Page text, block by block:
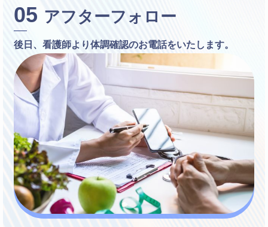
05 アフターフォロー
後日、看護師より体調確認のお電話をいたします。